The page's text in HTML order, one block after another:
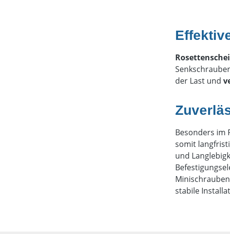
der Last und
Besonders im
somit
und
stabile